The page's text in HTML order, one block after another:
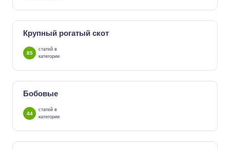
Крупный рогатый скот
85
статей в
категории
Бобовые
44
статей в
категории